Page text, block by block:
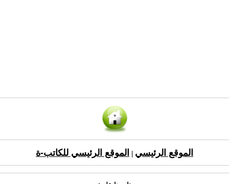
الموقع الرئيسي الموقع الرئيسي للكاتب-ة